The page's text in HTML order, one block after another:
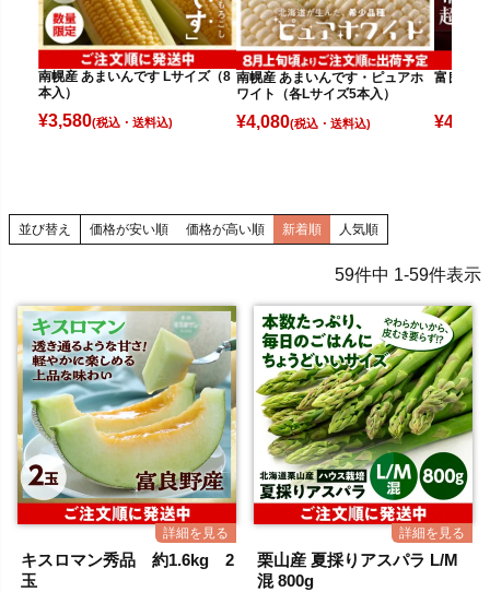
南幌産 あまいんです Lサイズ（8
本入）
¥3,580(税込)
南幌産 あまいんです・ピュアホ
ワイト（各Lサイズ5本入）
¥4,080(税込)
富良野
¥4,980
並び替え 価格が安い順 価格が高い順 新着順 人気順
59件中 1-59件表示
キスロマン秀品 約1.6kg 2
玉
栗山産 夏採りアスパラ L/M
混 800g